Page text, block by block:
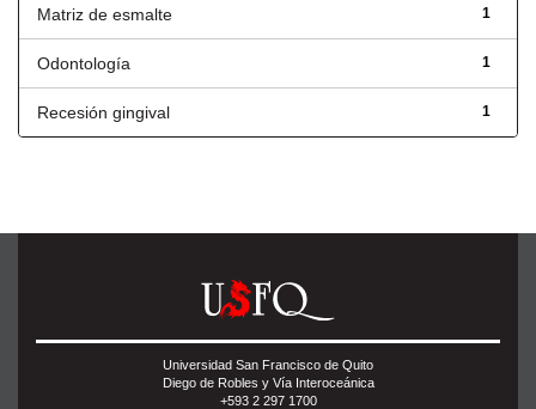
1
Matriz de esmalte
1
Odontología
1
Recesión gingival
Universidad San Francisco de Quito
Diego de Robles y Vía Interoceánica
+593 2 297 1700